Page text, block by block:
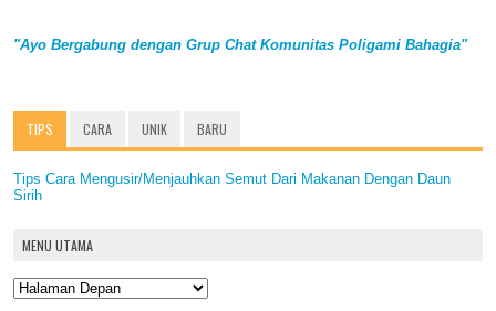
"Ayo Bergabung dengan Grup Chat Komunitas Poligami Bahagia"
TIPS CARA UNIK BARU
Tips Cara Mengusir/Menjauhkan Semut Dari Makanan Dengan Daun
Sirih
MENU UTAMA